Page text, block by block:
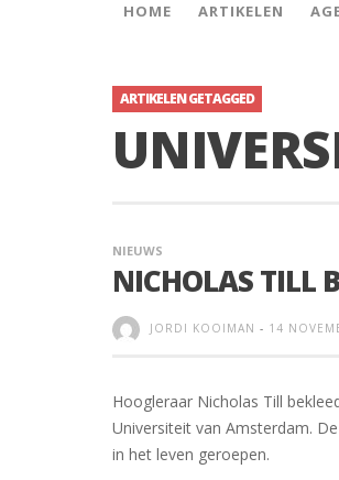
HOME ARTIKELEN
ARTIKELEN GETAGGED
NIEUWS
NICHOLAS TILL
JORDI KOOIMAN - 14
Hoogleraar Nicholas Till
Universiteit van Amsterdam.
in het leven geroepen.